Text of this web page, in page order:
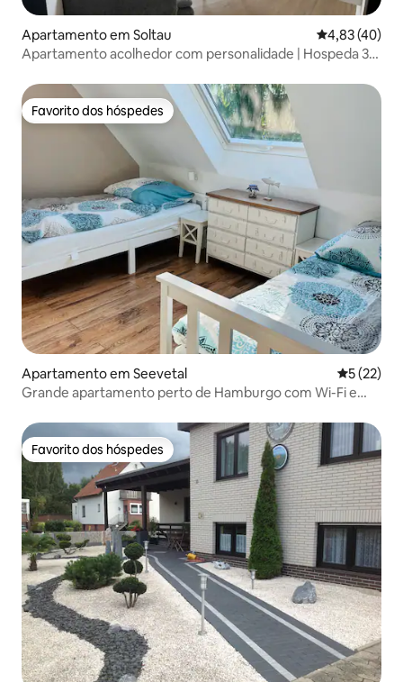
Apartamento em Soltau Classificação
4,83 (40)
Apartamento acolhedor com personalidade | Hospeda 3
Favorito dos hóspedes
Favorito dos hóspedes
Apartamento em Seevetal
5 (22)
Grande apartamento perto de Hamburgo com Wi-Fi e
Favorito dos hóspedes
Favorito dos hóspedes